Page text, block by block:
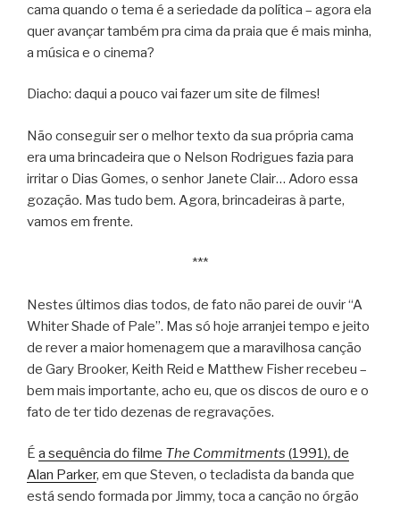
cama quando o tema é a seriedade da política – agora ela
quer avançar também pra cima da praia que é mais minha,
a música e o cinema?
Diacho: daqui a pouco vai fazer um site de filmes!
Não conseguir ser o melhor texto da sua própria cama
era uma brincadeira que o Nelson Rodrigues fazia para
irritar o Dias Gomes, o senhor Janete Clair… Adoro essa
gozação. Mas tudo bem. Agora, brincadeiras à parte,
vamos em frente.
***
Nestes últimos dias todos, de fato não parei de ouvir “A
Whiter Shade of Pale”. Mas só hoje arranjei tempo e jeito
de rever a maior homenagem que a maravilhosa canção
de Gary Brooker, Keith Reid e Matthew Fisher recebeu –
bem mais importante, acho eu, que os discos de ouro e o
fato de ter tido dezenas de regravações.
É a sequência do filme The Commitments (1991), de
Alan Parker, em que Steven, o tecladista da banda que
está sendo formada por Jimmy, toca a canção no órgão